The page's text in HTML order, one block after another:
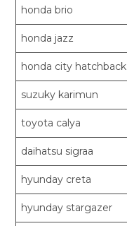
honda brio
honda jazz
honda city hatchback
suzuky karimun
toyota calya
daihatsu sigraa
hyunday creta
hyunday stargazer